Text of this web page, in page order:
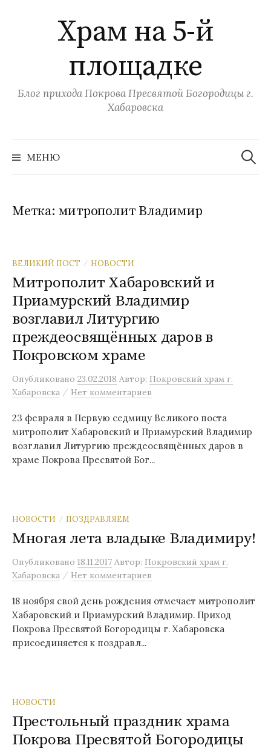
содержимомуХрам на 5-й
площадке
Блог прихода Покрова Пресвятой Богородицы г.
Хабаровска
МЕНЮ
Найти:
Метка: митрополит Владимир
ВЕЛИКИЙ ПОСТ / НОВОСТИ
Митрополит Хабаровский и
Приамурский Владимир
возглавил Литургию
преждеосвящённых даров в
Покровском храме
Опубликовано 23.02.2018 Автор: Покровский храм г.
Хабаровска / Нет комментариев
23 февраля в Первую седмицу Великого поста
митрополит Хабаровский и Приамурский Владимир
возглавил Литургию преждеосвящённых даров в
храме Покрова Пресвятой Бог...
НОВОСТИ / ПОЗДРАВЛЯЕМ
Многая лета владыке Владимиру!
Опубликовано 18.11.2017 Автор: Покровский храм г.
Хабаровска / Нет комментариев
18 ноября свой день рождения отмечает митрополит
Хабаровский и Приамурский Владимир. Приход
Покрова Пресвятой Богородицы г. Хабаровска
присоединяется к поздравл...
НОВОСТИ
Престольный праздник храма
Покрова Пресвятой Богородицы